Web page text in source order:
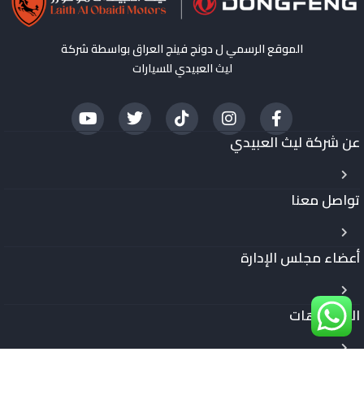
الموقع الرسمي ل دونج فينج العراق بواسطة شركة
ليث العبيدي للسيارات
عن شركة ليث العبيدي
تواصل معنا
أعضاء مجلس الإدارة
الفيديوهات